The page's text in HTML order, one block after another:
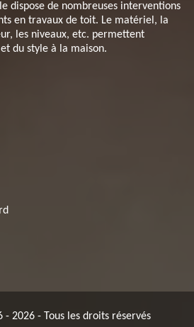
dispose de nombreuses interventions
en travaux de toit. Le matériel, la
les niveaux, etc. permettent
du style à la maison.
2026 - Tous les droits réservés